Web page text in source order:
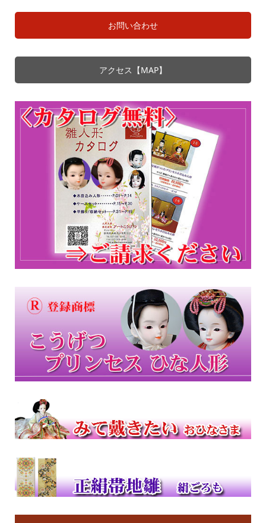
お問い合わせ
アクセス【MAP】